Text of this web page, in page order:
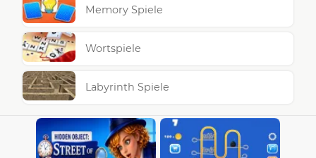
Memory Spiele
Wortspiele
Labyrinth Spiele